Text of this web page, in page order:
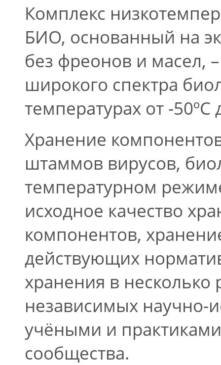
Комплекс
БИО, основанный на
без фреонов и масел,
широкого спектра
температурах от -50ºС
Хранение
штаммов вирусов,
температурном
исходное качество
компонентов,
действующих
хранения в
независимых научно-
учёными и
сообщества.